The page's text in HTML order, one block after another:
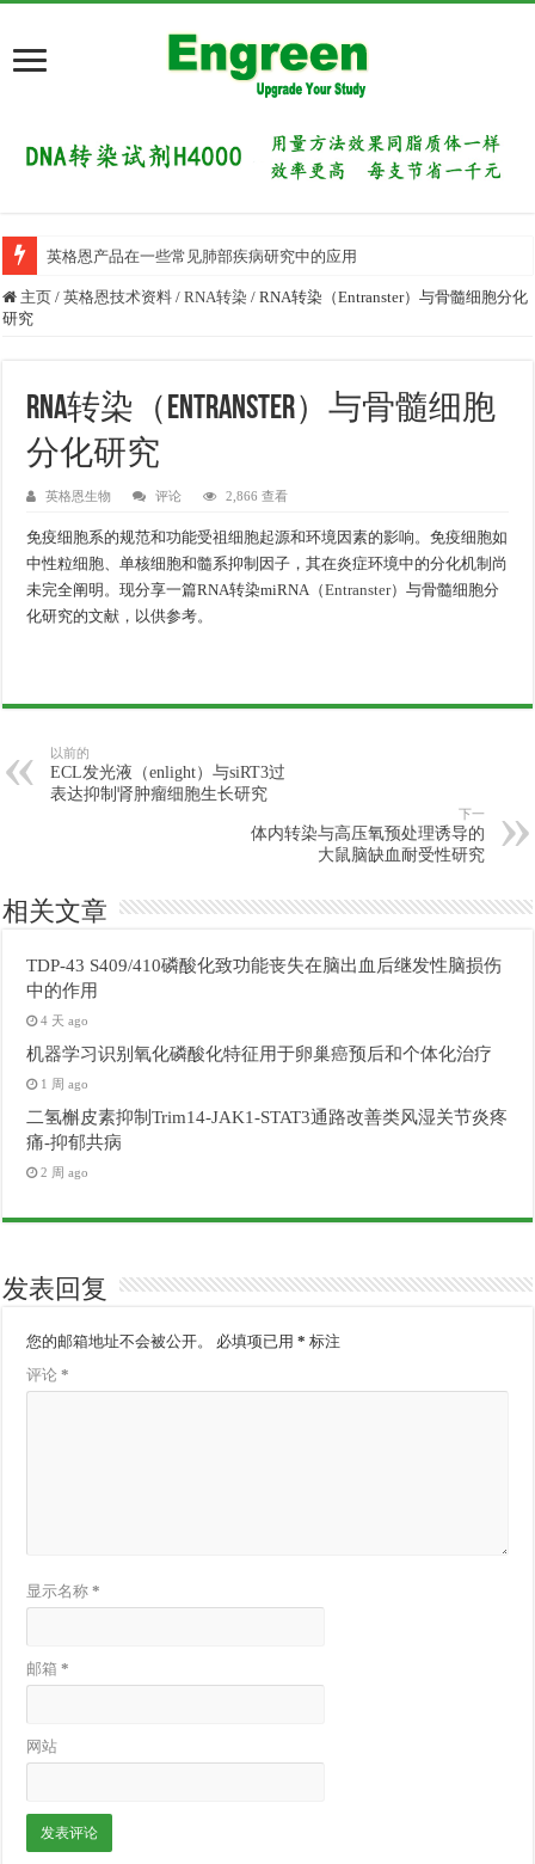
英格恩产品在一些常见肺部疾病研究中的应用
主页 / 英格恩技术资料 / RNA转染 / RNA转染（Entranster）与骨髓细胞分化
研究
RNA转染（Entranster）与骨髓细胞
分化研究
英格恩生物 评论 2,866 查看
免疫细胞系的规范和功能受祖细胞起源和环境因素的影响。免疫细胞如
中性粒细胞、单核细胞和髓系抑制因子，其在炎症环境中的分化机制尚
未完全阐明。现分享一篇RNA转染miRNA（Entranster）与骨髓细胞分
化研究的文献，以供参考。
以前的
ECL发光液（enlight）与siRT3过
表达抑制肾肿瘤细胞生长研究
下一
体内转染与高压氧预处理诱导的
大鼠脑缺血耐受性研究
相关文章
TDP-43 S409/410磷酸化致功能丧失在脑出血后继发性脑损伤
中的作用
4 天 ago
机器学习识别氧化磷酸化特征用于卵巢癌预后和个体化治疗
1 周 ago
二氢槲皮素抑制Trim14-JAK1-STAT3通路改善类风湿关节炎疼
痛-抑郁共病
2 周 ago
发表回复
您的邮箱地址不会被公开。 必填项已用* 标注
评论*
显示名称*
邮箱*
网站